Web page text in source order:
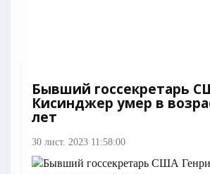
Бывший госсекретарь
Кисинджер умер в
лет
30 лист. 2023 11:58:00